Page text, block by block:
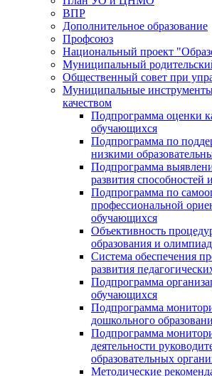
ВПР
Дополнительное образование
Профсоюз
Национальный проект
Муниципальный
Общественный совет при
Муниципальные
качеством
Подпрограмма оценки
обучающихся
Подпрограмма по
низкими
Подпрограмма
развития способностей
Подпрограмма по
профессиональной
обучающихся
Объективность
образования и
Система обеспечения
развития
Подпрограмма
обучающихся
Подпрограмма
дошкольного
Подпрограмма
деятельности
образовательных
Методические